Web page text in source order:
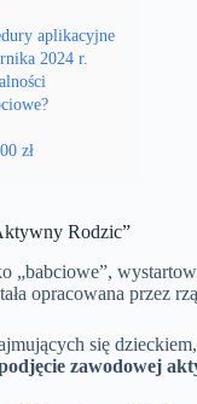
aplikacyjne
2024 r.
zł
Rodzic”
„babciowe”,
opracowana przez
się
zawodowej